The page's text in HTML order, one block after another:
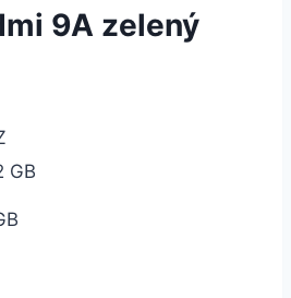
9A zelený
GB